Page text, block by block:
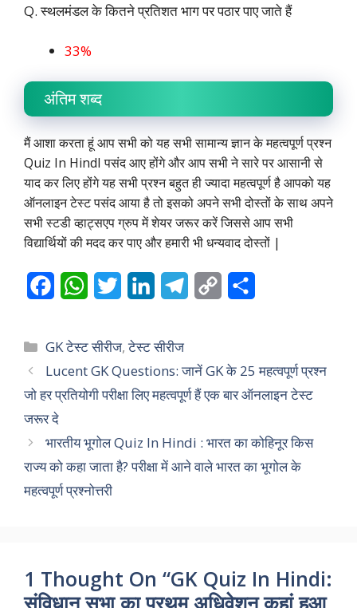
Q. स्थलमंडल के कितने प्रतिशत भाग पर पठार पाए जाते हैं
33%
अंतिम शब्द
मैं आशा करता हूं आप सभी को यह सभी सामान्य ज्ञान के महत्वपूर्ण प्रश्न
Quiz In HindI पसंद आए होंगे और आप सभी ने सारे पर आसानी से
याद कर लिए होंगे यह सभी प्रश्न बहुत ही ज्यादा महत्वपूर्ण है आपको यह
ऑनलाइन टेस्ट पसंद आया है तो इसको अपने सभी दोस्तों के साथ अपने
सभी स्टडी व्हाट्सएप ग्रुप में शेयर जरूर करें जिससे आप सभी
विद्यार्थियों की मदद कर पाए और हमारी भी धन्यवाद दोस्तों |
c
e
b
o
o
k
W
a
t
s
p
p
i
t
t
r
n
k
e
I
n
e
g
a
m
y
L
n
k
r
e
Categories
GK टेस्ट सीरीज,टेस्ट सीरीज
Lucent GK Questions: जानें GK के 25 महत्वपूर्ण प्रश्न
जो हर प्रतियोगी परीक्षा लिए महत्वपूर्ण हैं एक बार ऑनलाइन टेस्ट
जरूर दे
भारतीय भूगोल Quiz In Hindi : भारत का कोहिनूर किस
राज्य को कहा जाता है? परीक्षा में आने वाले भारत का भूगोल के
महत्वपूर्ण प्रश्नोत्तरी
1 Thought On “GK Quiz In Hindi: